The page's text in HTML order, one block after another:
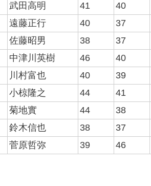
武田高明 41 40
遠藤正行 40 37
佐藤昭男 38 37
中津川英樹 46 40
川村富也 40 39
小椋隆之 44 41
菊地實 44 38
鈴木信也 38 37
菅原哲弥 39 46